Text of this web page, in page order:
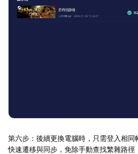
第六步：後續更換電腦時，只需登入相同
快速遷移與同步，免除手動查找繁雜路徑